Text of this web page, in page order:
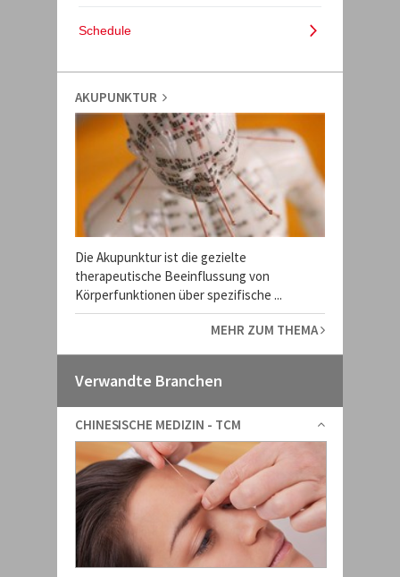
AKUPUNKTUR
Die Akupunktur ist die gezielte
therapeutische Beeinflussung von
Körperfunktionen über spezifische ...
MEHR ZUM THEMA
Verwandte Branchen
CHINESISCHE MEDIZIN - TCM